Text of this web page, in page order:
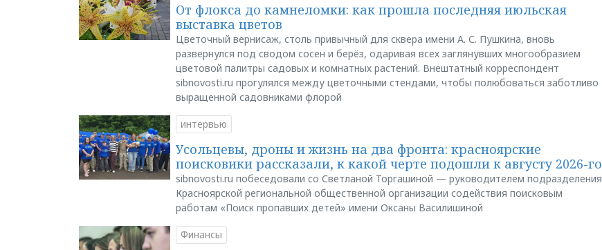
От флокса до камнеломки: как прошла последняя июльская
выставка цветов
Цветочный вернисаж, столь привычный для сквера имени А. С. Пушкина, вновь
развернулся под сводом сосен и берёз, одаривая всех заглянувших многообразием
цветовой палитры садовых и комнатных растений. Внештатный корреспондент
sibnovosti.ru прогулялся между цветочными стендами, чтобы полюбоваться заботливо
выращенной садовниками флорой
интервью
Усольцевы, дроны и жизнь на два фронта: красноярские
поисковики рассказали, к какой черте подошли к августу 2026-го
sibnovosti.ru побеседовали со Светланой Торгашиной — руководителем подразделения
Красноярской региональной общественной организации содействия поисковым
работам «Поиск пропавших детей» имени Оксаны Василишиной
Финансы